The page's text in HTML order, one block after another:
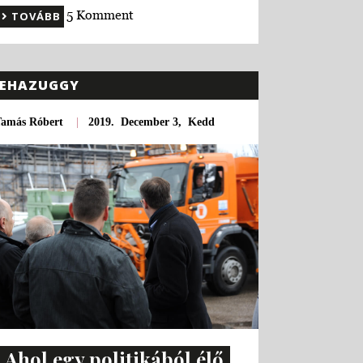
TOVÁBB 5 Komment
Róbert |2019. December 3, Kedd